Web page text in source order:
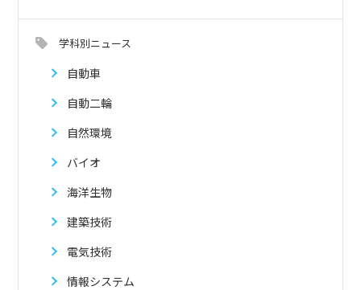
学科別ニュース
自動車
自動二輪
自然環境
バイオ
海洋生物
建築技術
電気技術
情報システム